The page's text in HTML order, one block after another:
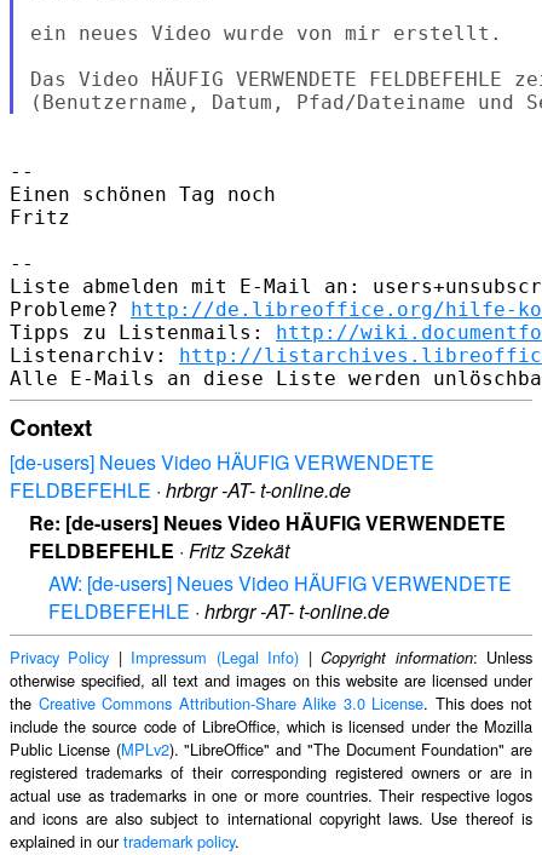
ein neues Video wurde von mir erstellt.
Das Video HÄUFIG VERWENDETE
--
Einen schönen Tag noch
Fritz
--
Liste abmelden mit E-Mail an:
Probleme? http://de.libreoffice.org/hilfe-
Tipps zu Listenmails: http://
Listenarchiv: http://
Context
[de-users] Neues Video HÄUFIG VERWENDETE
FELDBEFEHLE · hrbrgr -AT- t-online.de
Re: [de-users] Neues Video HÄUFIG VERWENDETE
FELDBEFEHLE · Fritz Szekät
AW: [de-users] Neues Video HÄUFIG VERWENDETE
FELDBEFEHLE · hrbrgr -AT- t-online.de
Privacy Policy | Impressum (Legal Info) |Copyright information: Unless
otherwise specified, all text and images on this website are licensed under
the Creative Commons Attribution-Share Alike 3.0 License. This does not
include the source code of LibreOffice, which is licensed under the Mozilla
Public License (MPLv2). "LibreOffice" and "The Document Foundation" are
registered trademarks of their corresponding registered owners or are in
actual use as trademarks in one or more countries. Their respective logos
and icons are also subject to international copyright laws. Use thereof is
explained in ourtrademark policy.